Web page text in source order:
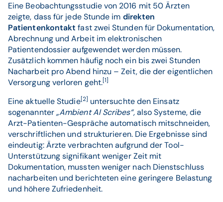
Eine Beobachtungsstudie von 2016 mit 50 Ärzten
zeigte, dass für jede Stunde im direkten
Patientenkontaktfast zwei Stunden für Dokumentation,
Abrechnung und Arbeit im elektronischen
Patientendossier aufgewendet werden müssen.
Zusätzlich kommen häufig noch ein bis zwei Stunden
Nacharbeit pro Abend hinzu – Zeit, die der eigentlichen
Versorgung verloren geht.[1]
Eine aktuelle Studie[2] untersuchte den Einsatz
sogenannter„Ambient AI Scribes“,also Systeme, die
Arzt-Patienten-Gespräche automatisch mitschneiden,
verschriftlichen und strukturieren. Die Ergebnisse sind
eindeutig: Ärzte verbrachten aufgrund der Tool-
Unterstützung signifikant weniger Zeit mit
Dokumentation, mussten weniger nach Dienstschluss
nacharbeiten und berichteten eine geringere Belastung
und höhere Zufriedenheit.